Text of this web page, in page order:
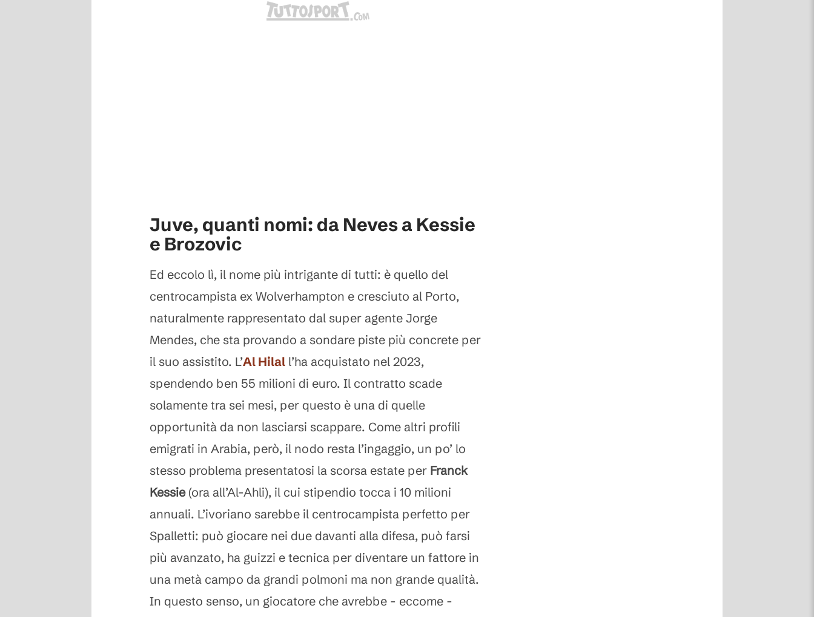
Juve, quanti nomi: da Neves a Kessie
e Brozovic
Ed eccolo lì, il nome più intrigante di tutti: è quello del
centrocampista ex Wolverhampton e cresciuto al Porto,
naturalmente rappresentato dal super agente Jorge
Mendes, che sta provando a sondare piste più concrete per
il suo assistito. L’Al Hilal l’ha acquistato nel 2023,
spendendo ben 55 milioni di euro. Il contratto scade
solamente tra sei mesi, per questo è una di quelle
opportunità da non lasciarsi scappare. Come altri profili
emigrati in Arabia, però, il nodo resta l’ingaggio, un po’ lo
stesso problema presentatosi la scorsa estate per Franck
Kessie(ora all’Al-Ahli), il cui stipendio tocca i 10 milioni
annuali. L’ivoriano sarebbe il centrocampista perfetto per
Spalletti: può giocare nei due davanti alla difesa, può farsi
più avanzato, ha guizzi e tecnica per diventare un fattore in
una metà campo da grandi polmoni ma non grande qualità.
In questo senso, un giocatore che avrebbe - eccome -